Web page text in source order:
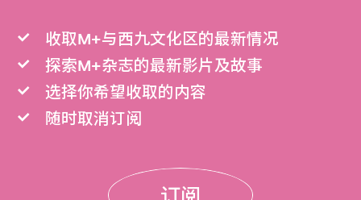
收取M+与西九文化区的最新情况
探索M+杂志的最新影片及故事
选择你希望收取的内容
随时取消订阅